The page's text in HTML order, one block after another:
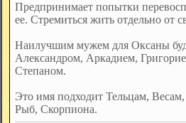
Предпринимает попытки
ее. Стремиться жить отдельно от
Наилучшим мужем для Оксаны
Александром, Аркадием,
Степаном.
Это имя подходит Тельцам,
Рыб, Скорпиона.